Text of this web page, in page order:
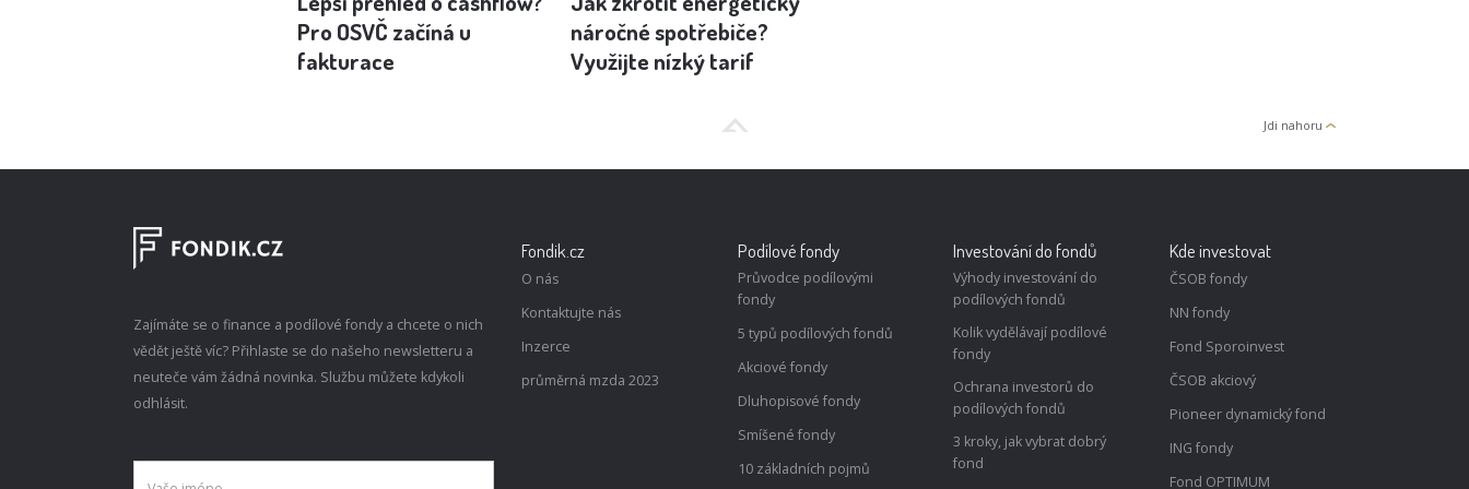
Pro OSVČ začíná u
fakturace
náročné spotřebiče?
Využijte nízký tarif
Jdi nahoru
Zajímáte se o finance a podílové fondy a chcete o nich
vědět ještě víc? Přihlaste se do našeho newsletteru a
neuteče vám žádná novinka. Službu můžete kdykoli
odhlásit.
Fondik.cz Podílové fondy Investování do fondů Kde investovat
O nás
Kontaktujte nás
Inzerce
průměrná mzda 2023
Průvodce podílovými
fondy
5 typů podílových fondů
Akciové fondy
Dluhopisové fondy
Smíšené fondy
10 základních pojmů
Výhody investování do
podílových fondů
Kolik vydělávají podílové
fondy
Ochrana investorů do
podílových fondů
3 kroky, jak vybrat dobrý
fond
ČSOB fondy
NN fondy
Fond Sporoinvest
ČSOB akciový
Pioneer dynamický fond
ING fondy
Fond OPTIMUM